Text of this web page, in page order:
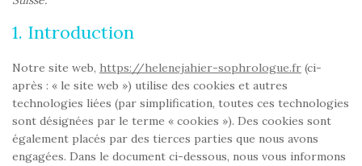
1. Introduction
Notre site web, https://helenejahier-sophrologue.fr (ci-
après : « le site web ») utilise des cookies et autres
technologies liées (par simplification, toutes ces technologies
sont désignées par le terme « cookies »). Des cookies sont
également placés par des tierces parties que nous avons
engagées. Dans le document ci-dessous, nous vous informons